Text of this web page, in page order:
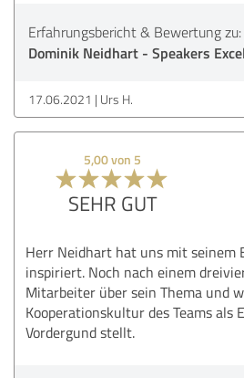
Erfahrungsbericht & Bewertung zu:
Dominik Neidhart - Speakers
17.06.2021 Urs H.
5,00 von 5
SEHR GUT
Herr Neidhart hat uns mit seinem
inspiriert. Noch nach einem
Mitarbeiter über sein Thema und
Kooperationskultur des Teams als
Vordergund stellt.